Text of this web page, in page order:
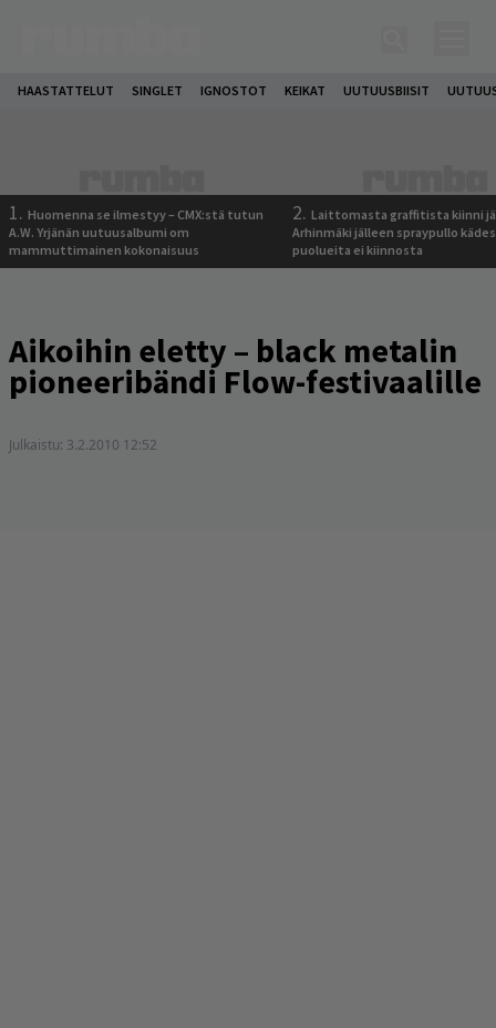
HAASTATTELUT SINGLET IGNOSTOT KEIKAT UUTUUSBIISIT
1. Huomenna se ilmestyy – CMX:stä tutun
A.W. Yrjänän uutuusalbumi om
mammuttimainen kokonaisuus
2. Laittomasta graffitista kiinni
Arhinmäki jälleen spraypullo
puolueita ei kiinnosta
Aikoihin eletty – black metalin
pioneeribändi Flow-festivaalille
Julkaistu: 3.2.2010 12:52